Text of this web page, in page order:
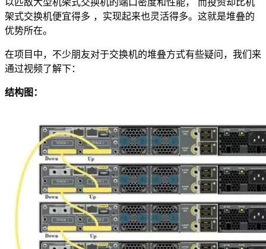
架式交换机便宜得多 ，实现起来也灵活得多。这就是堆叠的
优势所在。
在项目中，不少朋友对于交换机的堆叠方式有些疑问，我们来
通过视频了解下：
结构图：